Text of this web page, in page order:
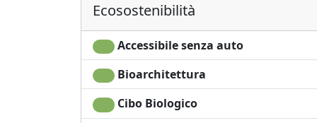
Ecosostenibilità
Accessibile senza auto
Bioarchitettura
Cibo Biologico